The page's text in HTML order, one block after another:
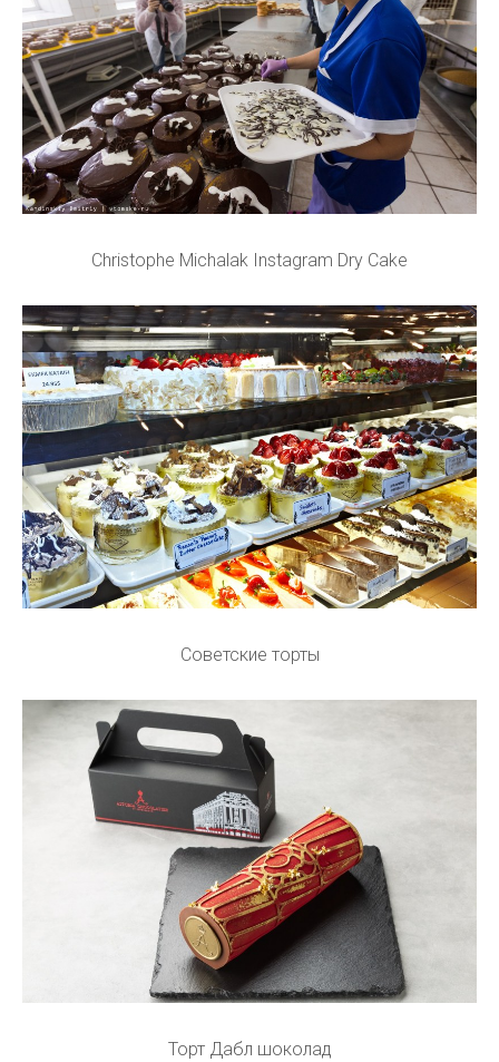
Christophe Michalak Instagram Dry Cake
Советские торты
Торт Дабл шоколад